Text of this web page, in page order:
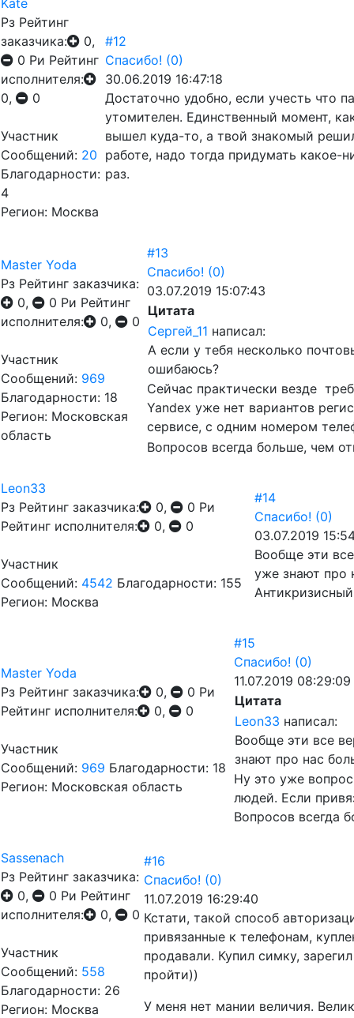
Kate
Рз Рейтинг
заказчика:
0,
0 Ри Рейтинг
исполнителя:
0,
0
Участник
Сообщений: 20
Благодарности:
4
Регион: Москва
#12
Спасибо! (0)
30.06.2019 16:47:18
Достаточно удобно, если учесть что
утомителен. Единственный момент,
вышел куда-то, а твой знакомый
работе, надо тогда придумать какое-
раз.
Master Yoda
Рз Рейтинг заказчика:
0,
0 Ри Рейтинг
исполнителя:
0, 0
Участник
Сообщений: 969
Благодарности: 18
Регион: Московская
область
#13
Спасибо! (0)
03.07.2019 15:07:43
Цитата
Сергей_11 написал:
А если у тебя несколько
ошибаюсь?
Сейчас практически везде
Yandex уже нет вариантов
сервисе, с одним номером
Вопросов всегда больше, чем
Leon33
Рз Рейтинг заказчика: 0, 0 Ри
Рейтинг исполнителя:
0, 0
Участник
Сообщений: 4542 Благодарности: 155
Регион: Москва
#14
Спасибо! (0)
03.07.2019
Вообще эти
уже знают про
Master Yoda
Рз Рейтинг заказчика: 0, 0 Ри
Рейтинг исполнителя:
0, 0
Участник
Сообщений: 969 Благодарности: 18
Регион: Московская область
#15
Спасибо! (0)
11.07.2019 08:29:09
Цитата
Leon33 написал:
Вообще эти все
знают про нас
Ну это уже
людей. Если
Вопросов всегда
Sassenach
Рз Рейтинг заказчика:
0,
0 Ри Рейтинг
исполнителя:
0, 0
Участник
Сообщений: 558
Благодарности: 26
Регион: Москва
#16
Спасибо! (0)
11.07.2019 16:29:40
Кстати, такой способ
привязанные к телефонам,
продавали. Купил симку,
пройти))
У меня нет мании величия.